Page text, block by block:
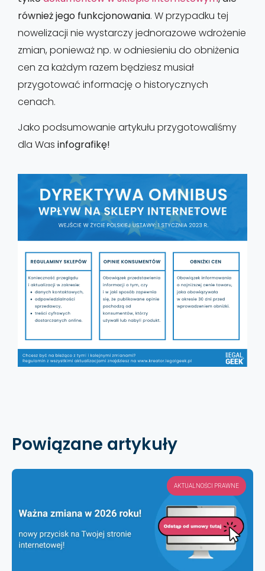
również jego funkcjonowania. W przypadku tej
nowelizacji nie wystarczy jednorazowe wdrożenie
zmian, ponieważ np. w odniesieniu do obniżenia
cen za każdym razem będziesz musiał
przygotować informację o historycznych
cenach.
Jako podsumowanie artykułu przygotowaliśmy
dla Was infografikę!
Powiązane artykuły
AKTUALNOŚCI PRAWNE